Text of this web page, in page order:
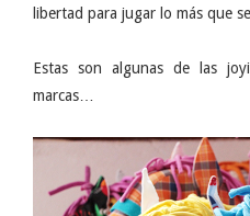
libertad para jugar lo más que
Estas son algunas de las
marcas…